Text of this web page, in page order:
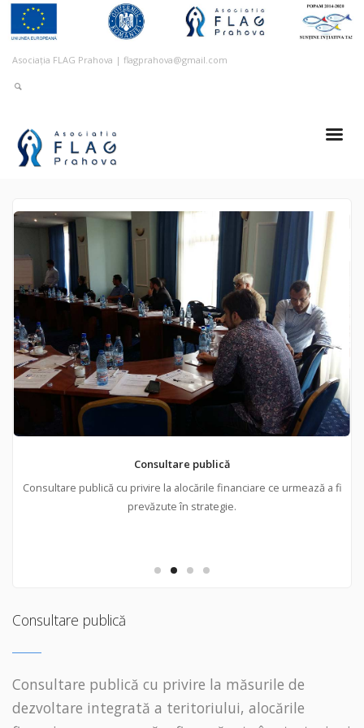
Asociația FLAG Prahova | flagprahova@gmail.com
Consultare publică
Consultare publică cu privire la alocările financiare ce urmează a fi
prevăzute în strategie.
Consultare publică
Consultare publică cu privire la măsurile de
dezvoltare integrată a teritoriului, alocările